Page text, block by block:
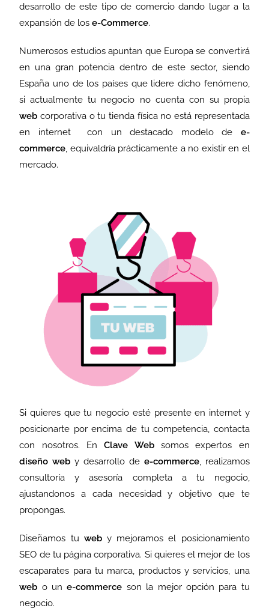
desarrollo de este tipo de comercio dando lugar a la
expansión de lose-Commerce.
Numerosos estudios apuntan que Europa se convertirá
en una gran potencia dentro de este sector, siendo
España uno de los países que lidere dicho fenómeno,
si actualmente tu negocio no cuenta con su propia
web corporativa o tu tienda física no está representada
en internet con un destacado modelo de e-
commerce, equivaldría prácticamente a no existir en el
mercado.
Si quieres que tu negocio esté presente en internet y
posicionarte por encima de tu competencia, contacta
con nosotros. EnClave Websomos expertos en
diseño web y desarrollo de e-commerce, realizamos
consultoría y asesoría completa a tu negocio,
ajustandonos a cada necesidad y objetivo que te
propongas.
Diseñamos tu weby mejoramos el posicionamiento
SEO de tu página corporativa. Si quieres el mejor de los
escaparates para tu marca, productos y servicios, una
web o une-commerce son la mejor opción para tu
negocio.